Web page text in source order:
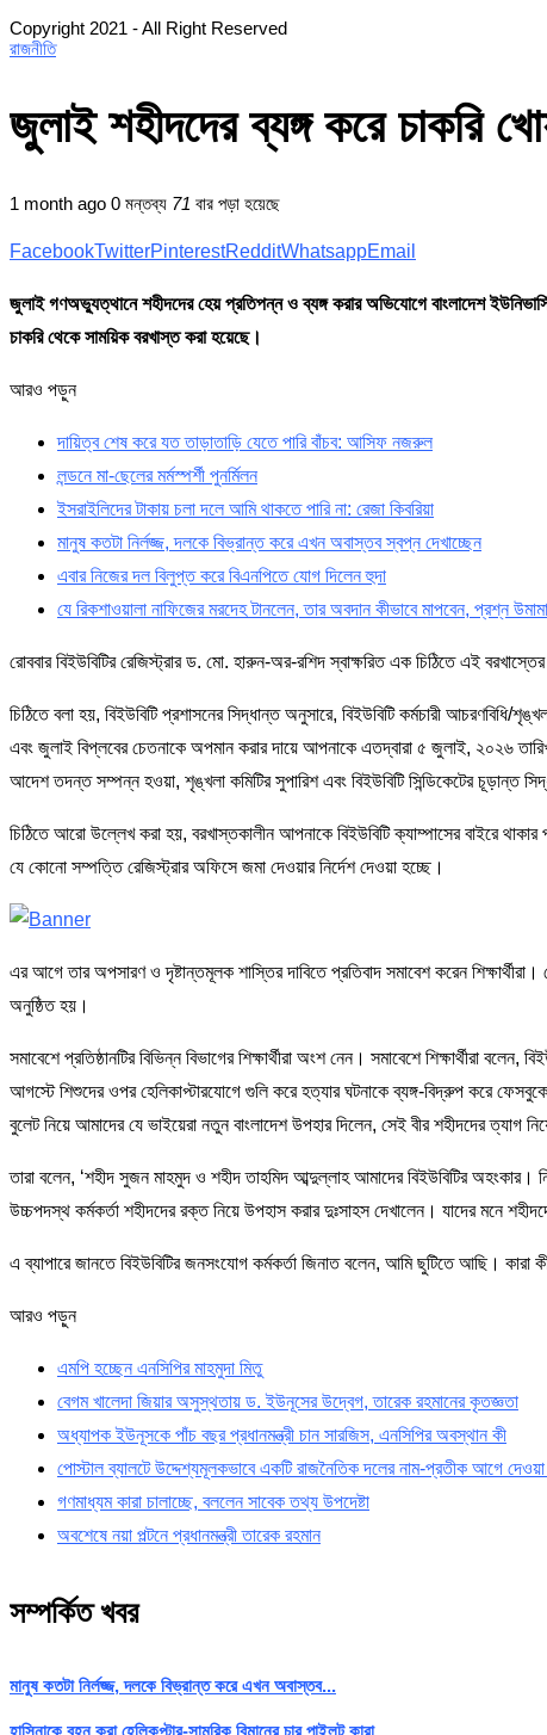
Copyright 2021 - All Right Reserved
রাজনীতি
জুলাই শহীদদের ব্যঙ্গ করে চাকরি
1 month ago 0 মন্তব্য 71 বার পড়া হয়েছে
FacebookTwitterPinterestRedditWhatsappEmail
জুলাই গণঅভ্যুত্থানে শহীদদের হেয় প্রতিপন্ন ও ব্যঙ্গ করার অভিযোগে বাংলাদেশ
চাকরি থেকে সাময়িক বরখাস্ত করা হয়েছে।
আরও পড়ুন
দায়িত্ব শেষ করে যত তাড়াতাড়ি যেতে পারি বাঁচব: আসিফ নজরুল
লন্ডনে মা-ছেলের মর্মস্পর্শী পুনর্মিলন
ইসরাইলিদের টাকায় চলা দলে আমি থাকতে পারি না: রেজা কিবরিয়া
মানুষ কতটা নির্লজ্জ, দলকে বিভ্রান্ত করে এখন অবাস্তব স্বপ্ন দেখাচ্ছেন
এবার নিজের দল বিলুপ্ত করে বিএনপিতে যোগ দিলেন হুদা
যে রিকশাওয়ালা নাফিজের মরদেহ টানলেন, তার অবদান কীভাবে মাপবেন, প্রশ্ন
রোববার বিইউবিটির রেজিস্ট্রার ড. মো. হারুন-অর-রশিদ স্বাক্ষরিত এক চিঠিতে এই
চিঠিতে বলা হয়, বিইউবিটি প্রশাসনের সিদ্ধান্ত অনুসারে, বিইউবিটি কর্মচারী
এবং জুলাই বিপ্লবের চেতনাকে অপমান করার দায়ে আপনাকে এতদ্বারা ৫ জুলাই, ২০২৬
আদেশ তদন্ত সম্পন্ন হওয়া, শৃঙ্খলা কমিটির সুপারিশ এবং বিইউবিটি সিন্ডিকেটের চূড়ান্ত
চিঠিতে আরো উল্লেখ করা হয়, বরখাস্তকালীন আপনাকে বিইউবিটি ক্যাম্পাসের বাইরে
যে কোনো সম্পত্তি রেজিস্ট্রার অফিসে জমা দেওয়ার নির্দেশ দেওয়া হচ্ছে।
এর আগে তার অপসারণ ও দৃষ্টান্তমূলক শাস্তির দাবিতে প্রতিবাদ সমাবেশ করেন
অনুষ্ঠিত হয়।
সমাবেশে প্রতিষ্ঠানটির বিভিন্ন বিভাগের শিক্ষার্থীরা অংশ নেন। সমাবেশে শিক্ষার্থীরা
আগস্টে শিশুদের ওপর হেলিকাপ্টারযোগে গুলি করে হত্যার ঘটনাকে ব্যঙ্গ-বিদ্রুপ করে
বুলেট নিয়ে আমাদের যে ভাইয়েরা নতুন বাংলাদেশ উপহার দিলেন, সেই বীর শহীদদের ত্যাগ
তারা বলেন, ‘শহীদ সুজন মাহমুদ ও শহীদ তাহমিদ আব্দুল্লাহ আমাদের বিইউবিটির
উচ্চপদস্থ কর্মকর্তা শহীদদের রক্ত নিয়ে উপহাস করার দুঃসাহস দেখালেন। যাদের মনে
এ ব্যাপারে জানতে বিইউবিটির জনসংযোগ কর্মকর্তা জিনাত বলেন, আমি ছুটিতে আছি।
আরও পড়ুন
এমপি হচ্ছেন এনসিপির মাহমুদা মিতু
বেগম খালেদা জিয়ার অসুস্থতায় ড. ইউনূসের উদ্বেগ, তারেক রহমানের কৃতজ্ঞতা
অধ্যাপক ইউনূসকে পাঁচ বছর প্রধানমন্ত্রী চান সারজিস, এনসিপির অবস্থান কী
পোস্টাল ব্যালটে উদ্দেশ্যমূলকভাবে একটি রাজনৈতিক দলের নাম-প্রতীক আগে
গণমাধ্যম কারা চালাচ্ছে, বললেন সাবেক তথ্য উপদেষ্টা
অবশেষে নয়া পল্টনে প্রধানমন্ত্রী তারেক রহমান
সম্পর্কিত খবর
মানুষ কতটা নির্লজ্জ, দলকে বিভ্রান্ত করে এখন অবাস্তব...
হাসিনাকে বহন করা হেলিকপ্টার-সামরিক বিমানের চার পাইলট কারা...